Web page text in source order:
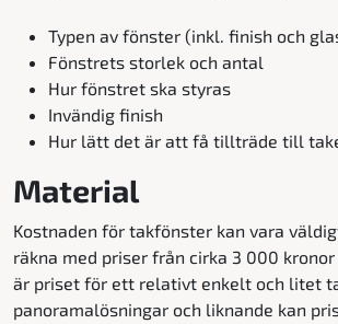
Typen av fönster (inkl. finish och
Fönstrets storlek och antal
Hur fönstret ska styras
Invändig finish
Hur lätt det är att få tillträde till
Material
Kostnaden för takfönster kan vara
räkna med priser från cirka 3 000
är priset för ett relativt enkelt och litet
panoramalösningar och liknande kan